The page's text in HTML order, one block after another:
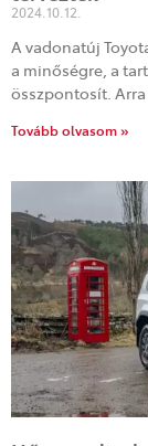
2024.10.12.
A vadonatúj
a minőségre, a
összpontosít.
Tovább olvasom »